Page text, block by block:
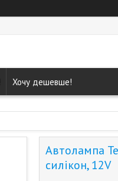
Хочу дешевше!
Автолампа
силікон, 12V